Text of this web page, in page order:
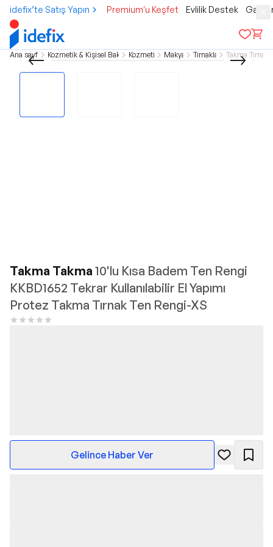
idefix’te Satış Yapın Premium'u Keşfet Evlilik Destek
Ana sayfa Kozmetik & Kişisel Bakım Kozmetik Makyaj Tırnaklar Takma Tırnak
Takma Takma 10'lu Kısa Badem Ten Rengi
KKBD1652 Tekrar Kullanılabilir El Yapımı
Protez Takma Tırnak Ten Rengi-XS
Gelince Haber Ver